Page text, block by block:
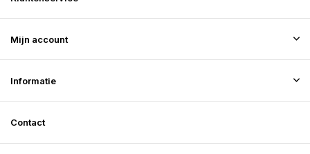
Mijn account
Informatie
Contact